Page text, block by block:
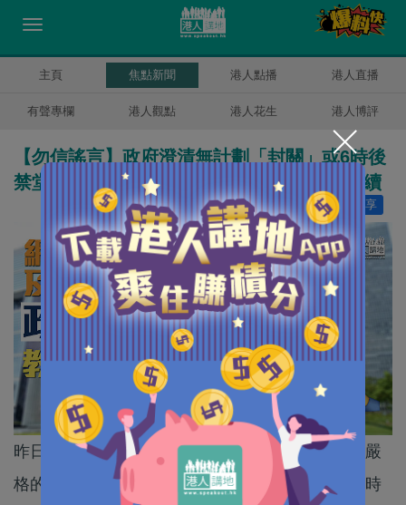
主頁 焦點新聞 港人點播 港人直播
有聲專欄 港人觀點 港人花生 港人博評
【勿信謠言】政府澄清無計劃「封關」或6時後
禁堂食 教育局：停課屬謠言、面授課堂仍繼續
分享
讚好 6
昨日（2日）開始，網上有傳言指政府會推出各項嚴
格的防疫措施，包括「全面封關」，以及「晚上6時